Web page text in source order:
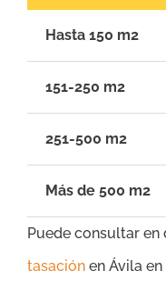
Hasta 150 m2
151-250 m2
251-500 m2
Más de 500 m2
Puede consultar
tasación en Ávila